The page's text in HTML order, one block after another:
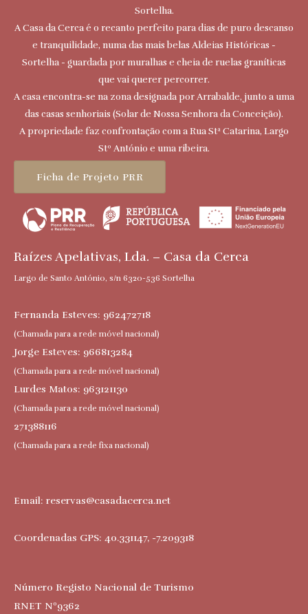
Sortelha.
A Casa da Cerca é o recanto perfeito para dias de puro descanso
e tranquilidade, numa das mais belas Aldeias Históricas -
Sortelha - guardada por muralhas e cheia de ruelas graníticas
que vai querer percorrer.
A casa encontra-se na zona designada por Arrabalde, junto a uma
das casas senhoriais (Solar de Nossa Senhora da Conceição).
A propriedade faz confrontação com a Rua Stª Catarina, Largo
Stº António e uma ribeira.
Ficha de Projeto PRR
Raízes Apelativas, Lda. – Casa da Cerca
Largo de Santo António, s/n 6320-536 Sortelha
Fernanda Esteves: 962472718
(Chamada para a rede móvel nacional)
Jorge Esteves: 966813284
(Chamada para a rede móvel nacional)
Lurdes Matos: 963121130
(Chamada para a rede móvel nacional)
271388116
(Chamada para a rede fixa nacional)
Email: reservas@casadacerca.net
Coordenadas GPS: 40.331147, -7.209318
Número Registo Nacional de Turismo
RNET Nº9362